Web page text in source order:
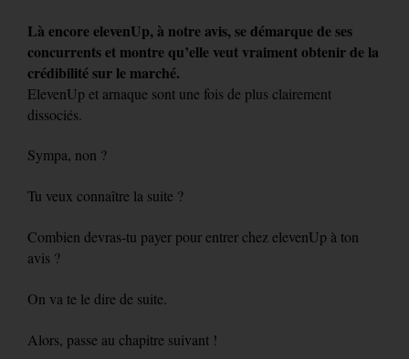
Là encore elevenUp, à notre avis, se démarque de ses
concurrents et montre qu’elle veut vraiment obtenir de la
crédibilité sur le marché.
ElevenUp et arnaque sont une fois de plus clairement
dissociés.
Sympa, non ?
Tu veux connaître la suite ?
Combien devras-tu payer pour entrer chez elevenUp à ton
avis ?
On va te le dire de suite.
Alors, passe au chapitre suivant !